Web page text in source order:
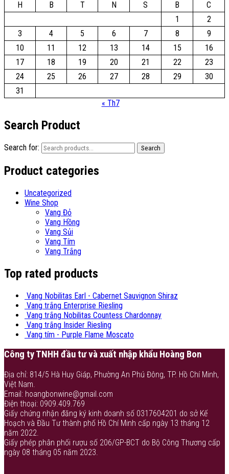
H
B T N S B
C
1
2
3
4 5 6 7 8
9
10
11 12 13 14 15
16
17
18 19 20 21 22
23
24
25 26 27 28 29
30
31
« Th7
Search Product
Search for: Search
Product categories
Uncategorized
Wine Shop
Vang Đỏ
Vang Hồng
Vang Sủi
Vang Tím
Vang Trắng
Top rated products
Vang Nobilitas Earl - Cabernet Sauvignon Shiraz
Vang trắng Enterprise Riesling
Vang trắng Nobilitas Countess Chardonnay
Vang trắng Insider Riesling
Vang tím - Purple Flame Moscato
Công ty TNHH đầu tư và xuất nhập khẩu Hoàng Bon
Địa chỉ: 814/5 Hà Huy Giáp, Phường An Phú Đông, TP. Hồ Chí Minh,
Việt Nam.
Email: hoangbonwine@gmail.com
Điện thoại: 0909.409.769
Giấy chứng nhận đăng ký kinh doanh số 0317604201 do sở Kế
Hoạch và Đầu Tư thành phố Hồ Chí Minh cấp ngày 13 tháng 12
năm 2022.
Giấy phép phân phối rượu số 206/GP-BCT do Bộ Công Thương cấp
ngày 08 tháng 05 năm 2023.